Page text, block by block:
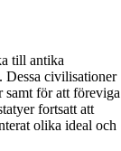
till antika
Dessa civilisationer
samt för att föreviga
fortsatt att
olika ideal och